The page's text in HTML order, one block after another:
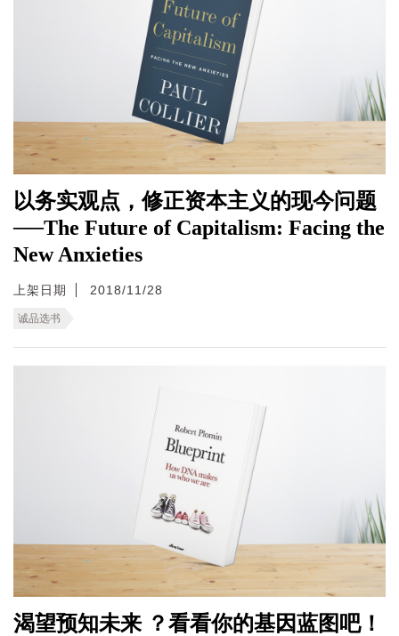
以务实观点，修正资本主义的现今问题
──The Future of Capitalism: Facing the
New Anxieties
上架日期 2018/11/28
诚品选书
渴望预知未来 ？看看你的基因蓝图吧！